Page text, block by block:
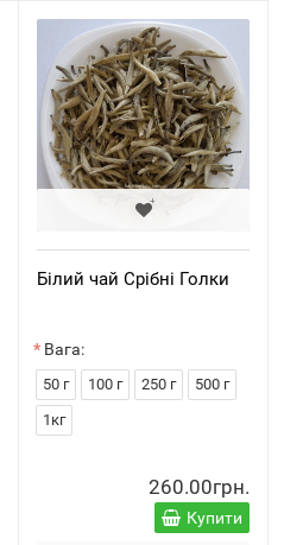
Білий чай Срібні Голки
Вага:
50 г 100 г 250 г
500 г
1кг
260.00грн.
Купити